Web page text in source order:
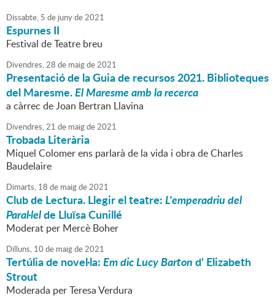
Dissabte, 5 de junyde2021
Espurnes II
Festival de Teatre breu
Divendres,28 de maigde2021
Presentació de la Guia de recursos 2021. Biblioteques
del Maresme.El Maresme amb la recerca
a càrrec de Joan Bertran Llavina
Divendres,21 de maigde2021
Trobada Literària
Miquel Colomer ens parlarà de la vida i obra de Charles
Baudelaire
Dimarts, 18 de maigde2021
Club de Lectura. Llegir el teatre:L'emperadriu del
Paral·lelde Lluïsa Cunillé
Moderat per Mercè Boher
Dilluns, 10 de maigde2021
Tertúlia de novel·la:Em dic Lucy Bartond' Elizabeth
Strout
Moderada per Teresa Verdura